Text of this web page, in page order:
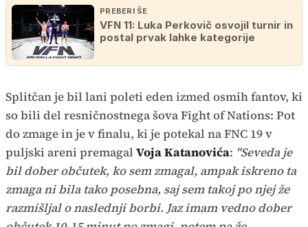
PREBERI ŠE
VFN 11: Luka Perkovič osvojil turnir in
postal prvak lahke kategorije
Splitčan je bil lani poleti eden izmed osmih fantov, ki
so bili del resničnostnega šova Fight of Nations: Pot
do zmage in je v finalu, ki je potekal na FNC 19 v
puljski areni premagal Voja Katanovića: "Seveda je
bil dober občutek, ko sem zmagal, ampak iskreno ta
zmaga ni bila tako posebna, saj sem takoj po njej že
razmišljal o naslednji borbi. Jaz imam vedno dober